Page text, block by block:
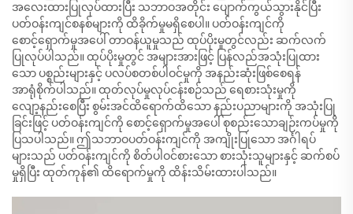
အလေးထားပြုလုပ်ထားပြီး သဘာဝအတိုင်း ပျောက်ကွယ်သွားနိုင်ပြီး
ပတ်ဝန်းကျင်စနစ်များကို ထိခိုက်မှုမရှိစေပါ။ ပတ်ဝန်းကျင်ကို
စောင့်ရှောက်မှုအပေါ် တာဝန်ယူမှုသည် ထုပ်ပိုးမှုတွင်လည်း ဆက်လက်
ပြုလုပ်ပါသည်။ ထုပ်ပိုးမှုတွင် အများအားဖြင့် ပြန်လည်အသုံးပြုထား
သော ပစ္စည်းများနှင့် ပလပ်စတစ်ပါဝင်မှုကို အနည်းဆုံးဖြစ်စေရန်
အာရုံစိုက်ပါသည်။ ထုတ်လုပ်မှုလုပ်ငန်းစဉ်သည် ရေစားသုံးမှုကို
လျော့နည်းစေပြီး စွမ်းအင်ထိရောက်ထိသော နည်းပညာများကို အသုံးပြု
ခြင်းဖြင့် ပတ်ဝန်းကျင်ကို စောင့်ရှောက်မှုအပေါ် စုစည်းသောချဉ်းကပ်မှုကို
ပြသပါသည်။ ဤသဘာဝပတ်ဝန်းကျင်ကို အကျိုးပြုသော အင်္ဂါရပ်
များသည် ပတ်ဝန်းကျင်ကို စိတ်ပါဝင်စားသော စားသုံးသူများနှင့် ဆက်စပ်
မှုရှိပြီး ထုတ်ကုန်၏ ထိရောက်မှုကို ထိန်းသိမ်းထားပါသည်။